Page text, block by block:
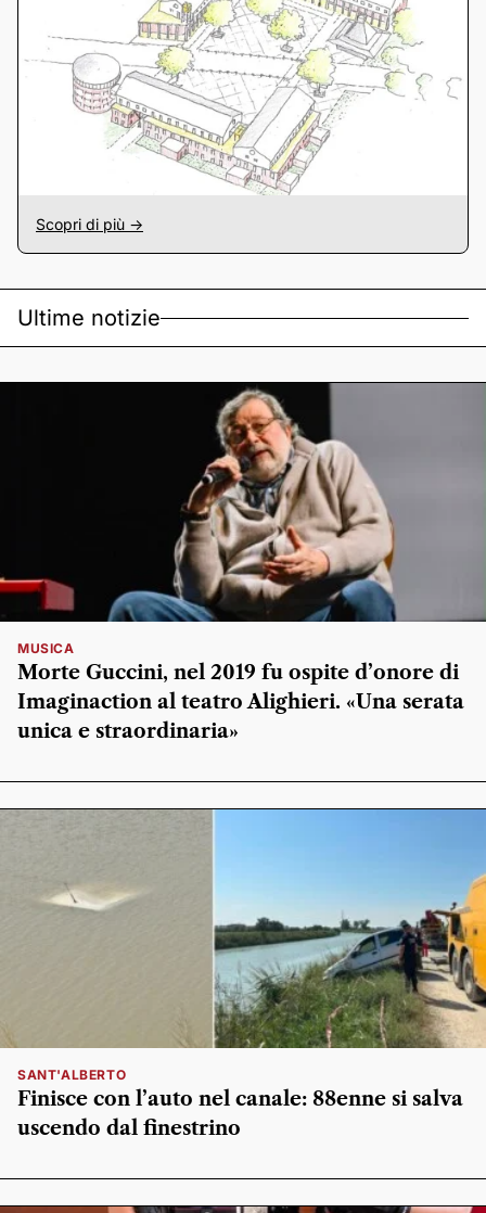
Scopri di più ->
Ultime notizie
MUSICA
Morte Guccini, nel 2019 fu ospite d’onore di
Imaginaction al teatro Alighieri. «Una serata
unica e straordinaria»
SANT'ALBERTO
Finisce con l’auto nel canale: 88enne si salva
uscendo dal finestrino